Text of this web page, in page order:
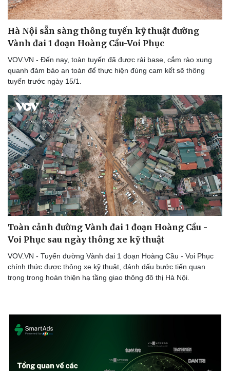
Hà Nội sẵn sàng thông tuyến kỹ thuật đường
Vành đai 1 đoạn Hoàng Cầu-Voi Phục
VOV.VN - Đến nay, toàn tuyến đã được rải base, cắm rào xung
quanh đảm bảo an toàn để thực hiện đúng cam kết sẽ thông
tuyến trước ngày 15/1.
Toàn cảnh đường Vành đai 1 đoạn Hoàng Cầu -
Voi Phục sau ngày thông xe kỹ thuật
VOV.VN - Tuyến đường Vành đai 1 đoạn Hoàng Cầu - Voi Phục
chính thức được thông xe kỹ thuật, đánh dấu bước tiến quan
trọng trong hoàn thiện hạ tầng giao thông đô thị Hà Nội.